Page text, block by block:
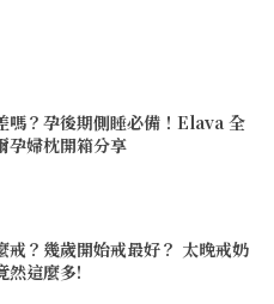
嗎？孕後期側睡必備！Elava 全
孕婦枕開箱分享
戒？幾歲開始戒最好？ 太晚戒奶
然這麼多!